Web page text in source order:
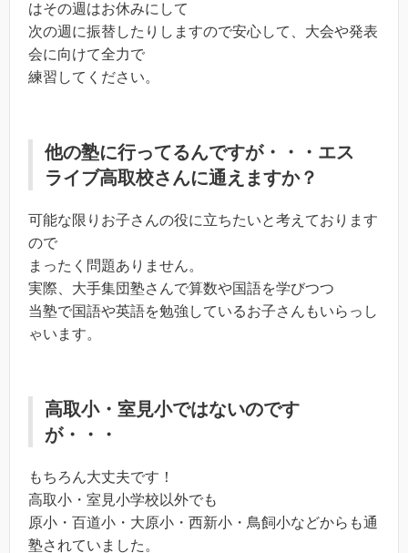
はその週はお休みにして
次の週に振替したりしますので安心して、大会や発表
会に向けて全力で
練習してください。
他の塾に行ってるんですが・・・エス
ライブ高取校さんに通えますか？
可能な限りお子さんの役に立ちたいと考えております
ので
まったく問題ありません。
実際、大手集団塾さんで算数や国語を学びつつ
当塾で国語や英語を勉強しているお子さんもいらっし
ゃいます。
高取小・室見小ではないのです
が・・・
もちろん大丈夫です！
高取小・室見小学校以外でも
原小・百道小・大原小・西新小・鳥飼小などからも通
塾されていました。